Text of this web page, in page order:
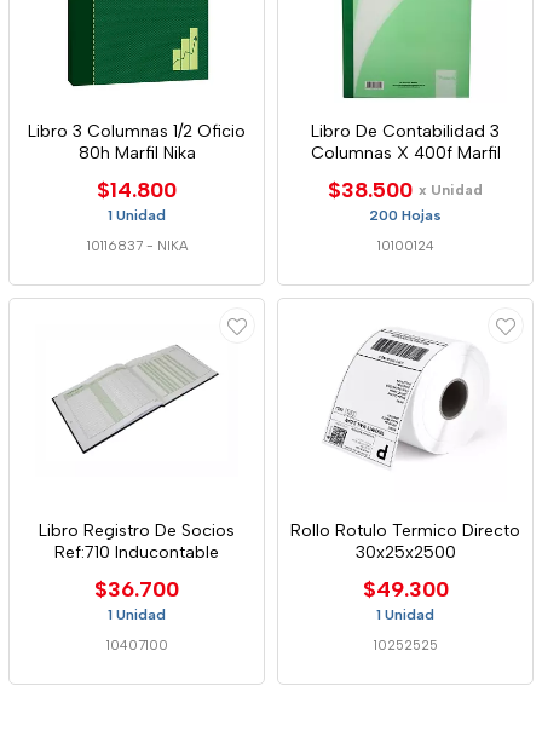
Libro 3 Columnas 1/2 Oficio
80h Marfil Nika
$14.800
1 Unidad
10116837 - NIKA
Libro De Contabilidad 3
Columnas X 400f Marfil
$38.500 x Unidad
200 Hojas
10100124
Libro Registro De Socios
Ref:710 Inducontable
$36.700
1 Unidad
10407100
Rollo Rotulo Termico Directo
30x25x2500
$49.300
1 Unidad
10252525